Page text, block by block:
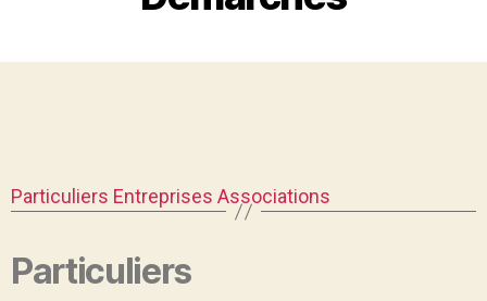
Particuliers Entreprises Associations
Particuliers